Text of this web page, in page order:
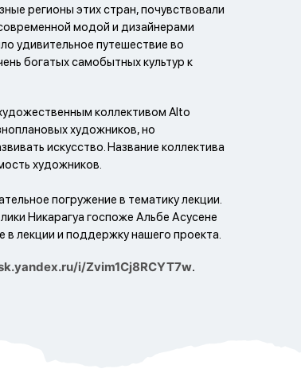
регионы этих стран, почувствовали
модой и дизайнерами
удивительное путешествие во
богатых самобытных культур к
коллективом Alto
художников, но
искусство. Название коллектива
художников.
погружение в тематику лекции.
Никарагуа госпоже Альбе Асусене
в лекции и поддержку нашего проекта.
i/Zvim1Cj8RCYT7w.